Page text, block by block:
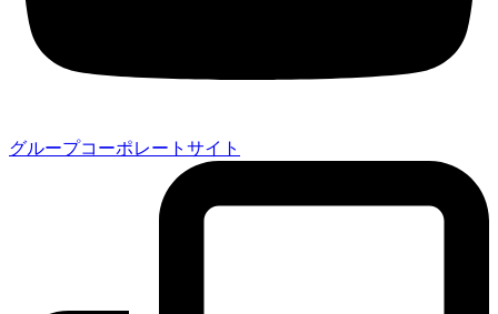
グループコーポレートサイト